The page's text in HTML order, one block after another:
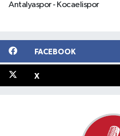
Antalyaspor - Kocaelispor
FACEBOOK
X